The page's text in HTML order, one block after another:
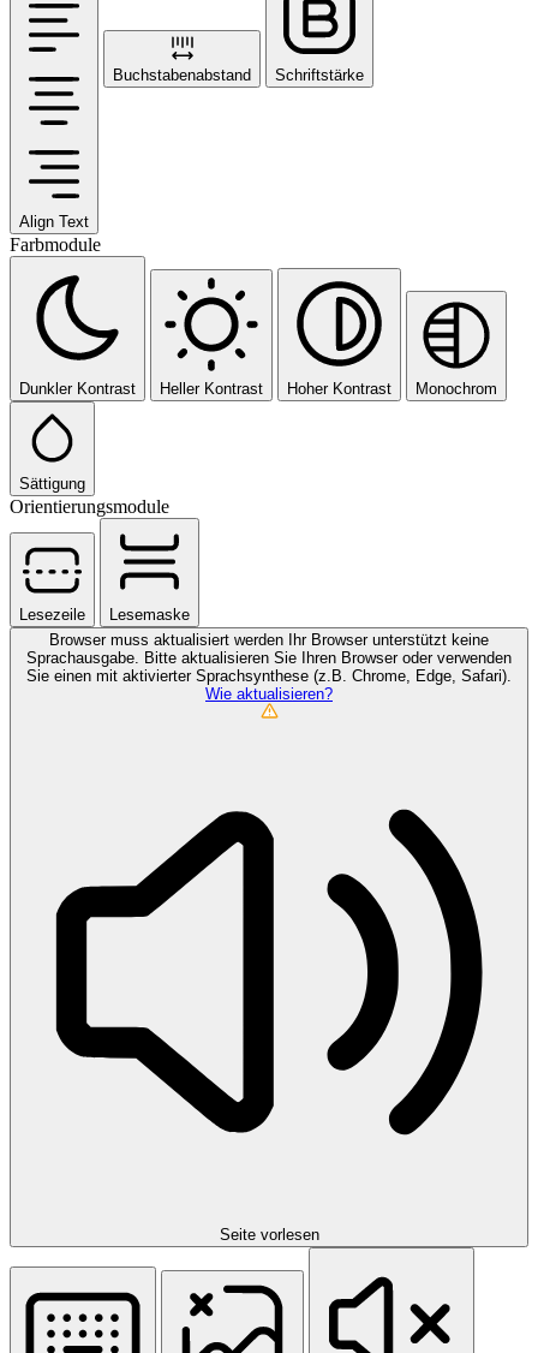
Align Text
Buchstabenabstand Schriftstärke
Farbmodule
Dunkler Kontrast Heller Kontrast Hoher Kontrast Monochrom
Sättigung
Orientierungsmodule
Lesezeile
Lesemaske
Browser muss aktualisiert werden
Ihr Browser unterstützt keine
Sprachausgabe. Bitte aktualisieren Sie Ihren Browser oder verwenden
Sie einen mit aktivierter Sprachsynthese (z.B. Chrome, Edge, Safari).
Wie aktualisieren?
Seite vorlesen